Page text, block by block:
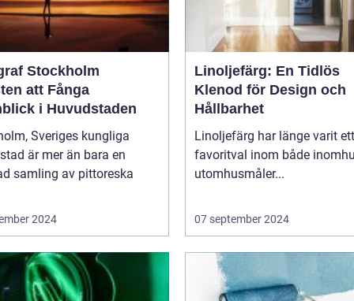
Stockholm
att Fånga
i Huvudstaden
Sveriges kungliga
är mer än bara en
samling av pittoreska
2024
Linoljefärg: En Tidlös
Klenod för Design och
Hållbarhet
Linoljefärg har länge varit ett
favoritval inom både
utomhusmåler...
07 september 2024